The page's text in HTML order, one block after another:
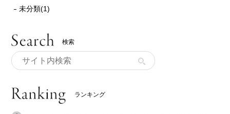
未分類(1)
検索
ランキング